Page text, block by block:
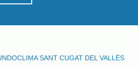
SANT CUGAT DEL VALLÈS